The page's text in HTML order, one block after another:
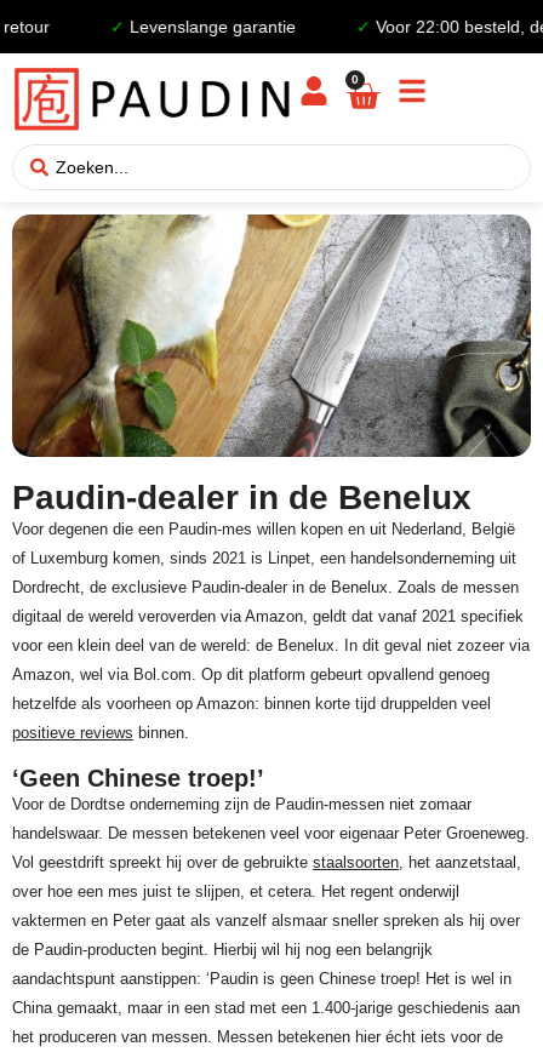
Levenslange garantie Voor 22:00 besteld,
0
Paudin-dealer in de Benelux
Voor degenen die een Paudin-mes willen kopen en uit Nederland, België
of Luxemburg komen, sinds 2021 is Linpet, een handelsonderneming uit
Dordrecht, de exclusieve Paudin-dealer in de Benelux. Zoals de messen
digitaal de wereld veroverden via Amazon, geldt dat vanaf 2021 specifiek
voor een klein deel van de wereld: de Benelux. In dit geval niet zozeer via
Amazon, wel via Bol.com. Op dit platform gebeurt opvallend genoeg
hetzelfde als voorheen op Amazon: binnen korte tijd druppelden veel
positieve reviews binnen.
‘Geen Chinese troep!’
Voor de Dordtse onderneming zijn de Paudin-messen niet zomaar
handelswaar. De messen betekenen veel voor eigenaar Peter Groeneweg.
Vol geestdrift spreekt hij over de gebruikte staalsoorten , het aanzetstaal,
over hoe een mes juist te slijpen, et cetera. Het regent onderwijl
vaktermen en Peter gaat als vanzelf alsmaar sneller spreken als hij over
de Paudin-producten begint. Hierbij wil hij nog een belangrijk
aandachtspunt aanstippen: ‘Paudin is geen Chinese troep! Het is wel in
China gemaakt, maar in een stad met een 1.400-jarige geschiedenis aan
het produceren van messen. Messen betekenen hier écht iets voor de